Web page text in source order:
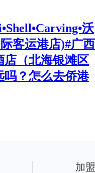
沃
客运港店)#广西
店（北海银滩区
吗？怎么去侨港
加